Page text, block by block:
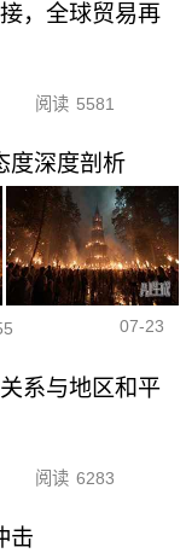
，全球贸易再
阅读 5581
度深度剖析
07-23
系与地区和平
阅读 6283
击